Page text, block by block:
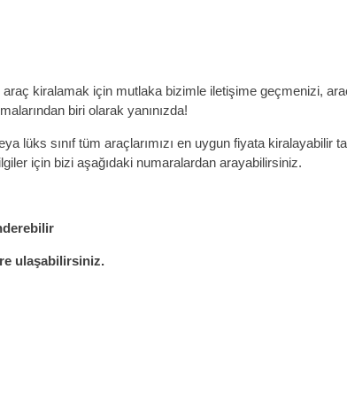
kiralamak için mutlaka bizimle iletişime geçmenizi,
biri olarak yanınızda!
lüks sınıf tüm araçlarımızı en uygun fiyata kiralayabilir
için bizi aşağıdaki numaralardan arayabilirsiniz.
ulaşabilirsiniz.